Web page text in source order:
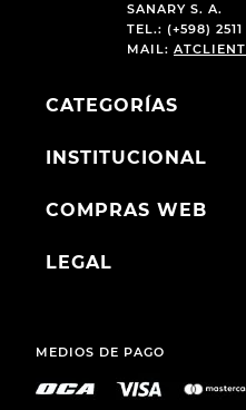
SANARY S. A.
TEL.: (+598)
MAIL:
CATEGORÍAS
INSTITUCIONAL
COMPRAS WEB
LEGAL
MEDIOS DE PAGO